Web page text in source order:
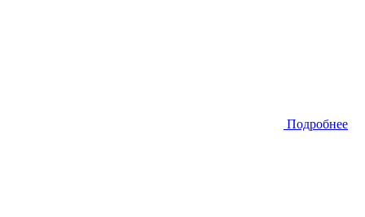
Подробнее